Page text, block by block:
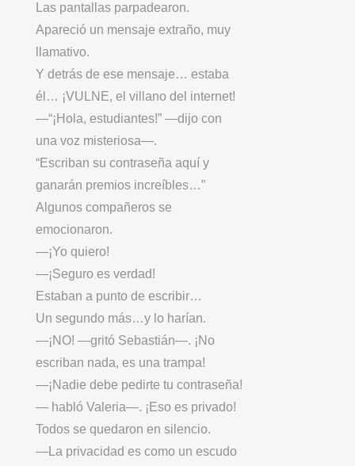
Las pantallas parpadearon.
Apareció un mensaje extraño, muy
llamativo.
Y detrás de ese mensaje… estaba
él… ¡VULNE, el villano del internet!
—“¡Hola, estudiantes!” —dijo con
una voz misteriosa—.
“Escriban su contraseña aquí y
ganarán premios increíbles…”
Algunos compañeros se
emocionaron.
—¡Yo quiero!
—¡Seguro es verdad!
Estaban a punto de escribir…
Un segundo más…y lo harían.
—¡NO! —gritó Sebastián—. ¡No
escriban nada, es una trampa!
—¡Nadie debe pedirte tu contraseña!
— habló Valeria—. ¡Eso es privado!
Todos se quedaron en silencio.
—La privacidad es como un escudo